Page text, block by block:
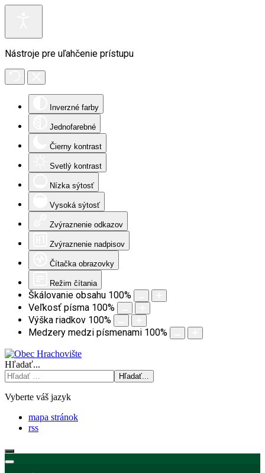
Nástroje pre uľahčenie prístupu
Inverzné farby
Jednofarebné
Čierny kontrast
Svetlý kontrast
Nízka sýtosť
Vysoká sýtosť
Zvýraznenie odkazov
Zvýraznenie nadpisov
Čítačka obrazovky
Režim čítania
Škálovanie obsahu 100%
Veľkosť písma 100%
Výška riadkov 100%
Medzery medzi písmenami 100%
Hľadať...
Hľadať...
Vyberte váš jazyk
mapa stránok
rss